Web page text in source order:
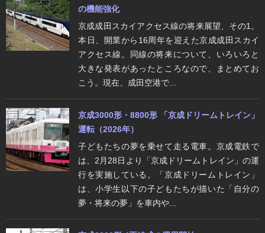
の機能強化
京成成田スカイアクセス線の将来展望、その1。
本日、開業から16周年を迎えた京成成田スカイ
アクセス線。同線の将来について、いろいろと
大きな発表があったところなので、まとめてお
こう。現在、成田空港で...
京成3000形・8800形 「京成ドリームトレイン」
運転（2026年）
子どもたちの夢を乗せて走る電車。京成電鉄で
は、2月28日より「京成ドリームトレイン」の運
行を実施している。「京成ドリームトレイン」
は、小学生以下の子どもたちが描いた「自分の
夢・将来の夢」を車内や...